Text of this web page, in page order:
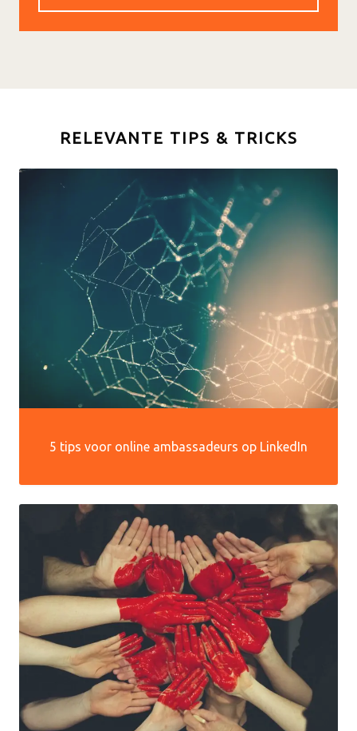
RELEVANTE TIPS & TRICKS
5 tips voor online ambassadeurs op LinkedIn